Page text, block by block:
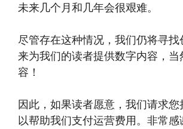
未来几个月和几年会很艰难。
尽管存在这种情况，我们仍将寻
来为我们的读者提供数字内容，当
容！
因此，如果读者愿意，我们请求您
以帮助我们支付运营费用。非常